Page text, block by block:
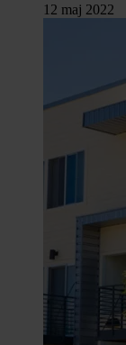
12 maj 2022